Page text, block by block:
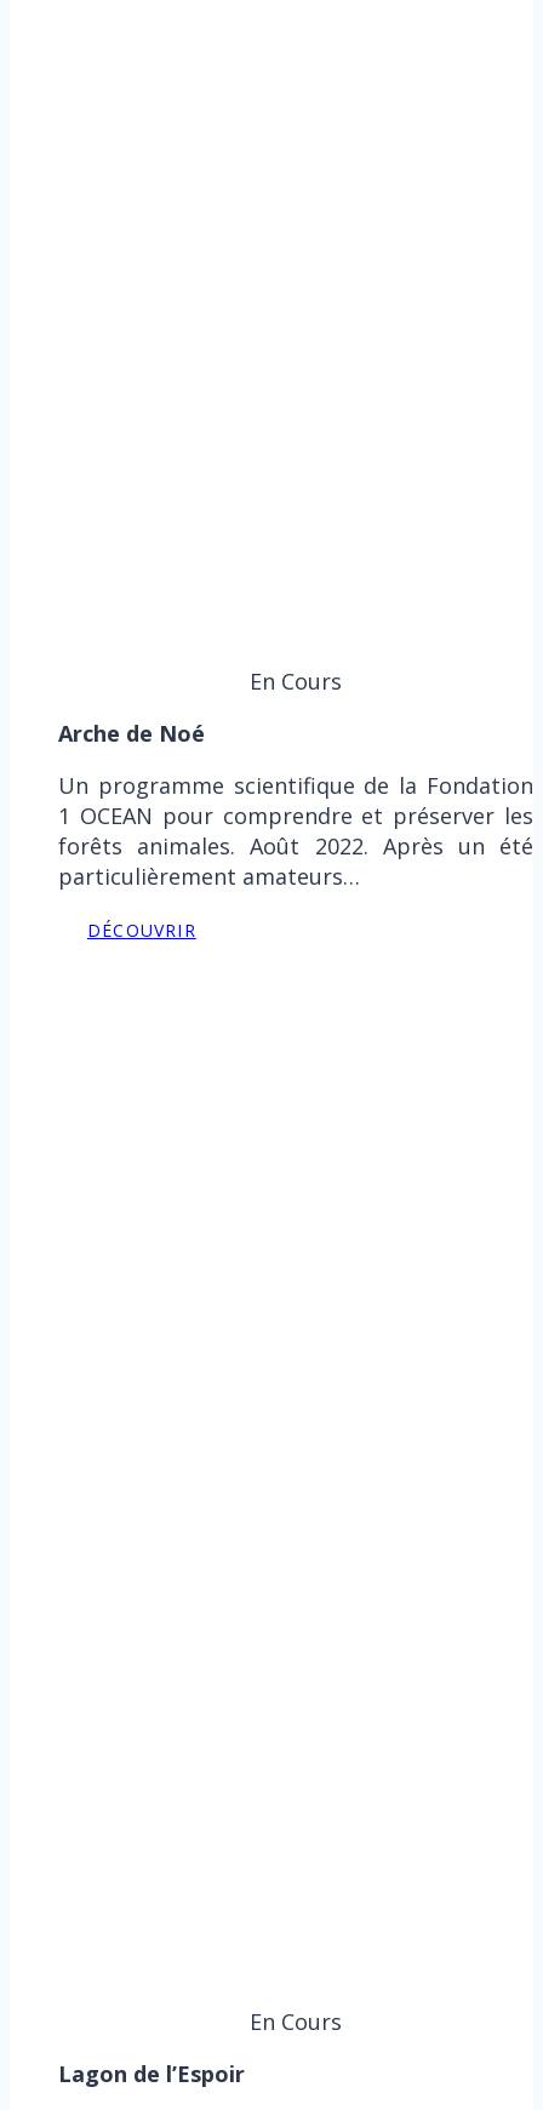
En Cours
Arche de Noé
Un programme scientifique de la Fondation
1 OCEAN pour comprendre et préserver les
forêts animales. Août 2022. Après un été
particulièrement amateurs…
DÉCOUVRIR
En Cours
Lagon de l’Espoir